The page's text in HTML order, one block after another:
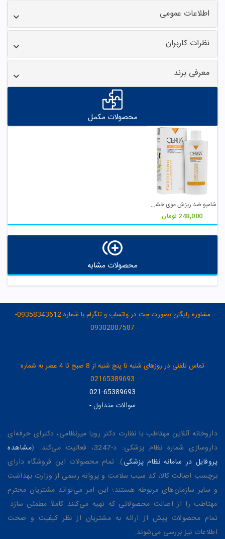
اطلاعات عمومی
نظرات کاربران
معرفی برند
محصولات مکمل
شامپو ضد ریزش موی خشک و معمولی سریتا
248,000 تومان
محصولات مشابه
مشاوره رایگان بصورت چت در واتساپ و تلگرام با شماره 09358343612-
09302007587
تماس تلفنی در روزهای شنبه تا پنج شنبه از 8 صبح تا 4 عصر به شماره
02165389693
021-65389693
سوالات متداول-
داروخانه آنلاین مهتاطب با نظارت دکتر رویا میرنظامی، دکترای حرفه‌ای
داروسازی شماره نظام پزشکی: د-3247، فعالیت می‌کند. (
مشاهده
پروفایل در سامانه نظام پزشکی). تمام محصولات این فروشگاه دارای
برچسب اصالت کالا، کد سیب سلامت و پروانه رسمی از وزارت بهداشت
و سایر سازمان‌های مربوطه هستند؛ این امر می‌تواند مشتریان محترم
مهتاطب را از اصالت محصولاتی که تهیه می‌کنند کاملاً مطمئن سازد.
تمام محصولات پیش از ارائه به مشتریان از نظر کیفیت و صحت
اطلاعات نیز بررسی می‌شوند.